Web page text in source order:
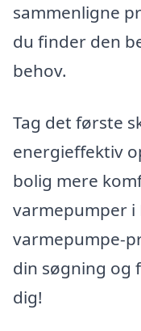
sammenligne
du finder den
behov.
Tag det første
energieffektiv
bolig mere
varmepumper i
varmepumpe-
din søgning og
dig!